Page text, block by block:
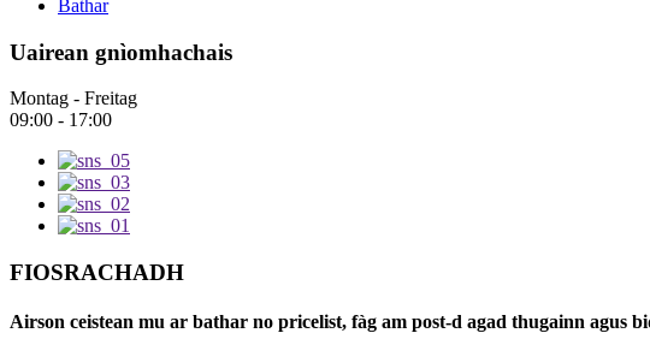
Bathar
Uairean gnìomhachais
Montag - Freitag
09:00 - 17:00
FIOSRACHADH
Airson ceistean mu ar bathar no pricelist, fàg am post-d agad thugainn agus